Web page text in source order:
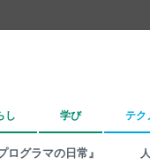
し 学び テク
ログラマの日常』